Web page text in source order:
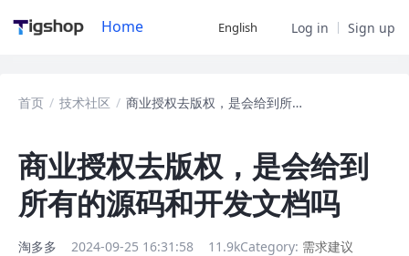
Home English Log in Sign up
首页 / 技术社区 / 商业授权去版权，是会给到所有的源码和开发文
商业授权去版权，是会给到
所有的源码和开发文档吗
淘多多 2024-09-25 16:31:58 11.9kCategory: 需求建议